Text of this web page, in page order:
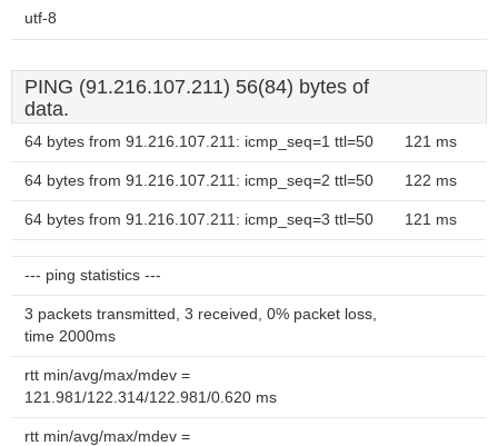
utf-8
PING (91.216.107.211) 56(84) bytes of
data.
64 bytes from 91.216.107.211: icmp_seq=1 ttl=50 121 ms
64 bytes from 91.216.107.211: icmp_seq=2 ttl=50 122 ms
64 bytes from 91.216.107.211: icmp_seq=3 ttl=50 121 ms
--- ping statistics ---
3 packets transmitted, 3 received, 0% packet loss,
time 2000ms
rtt min/avg/max/mdev =
121.981/122.314/122.981/0.620 ms
rtt min/avg/max/mdev =